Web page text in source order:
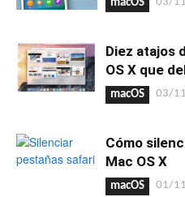
macOS
Diez atajos
OS X que
macOS 03/
Cómo
Mac OS X
macOS 01/